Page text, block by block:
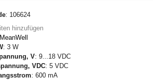
: 106624
hinzufügen
MeanWell
: 3 W
V: 9...18 VDC
VDC: 5 VDC
: 600 mA